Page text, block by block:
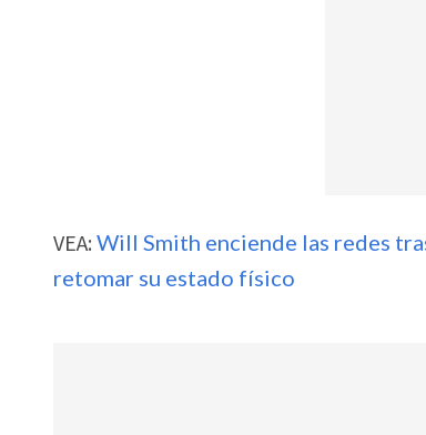
VEA: Will Smith enciende las redes
retomar su estado físico